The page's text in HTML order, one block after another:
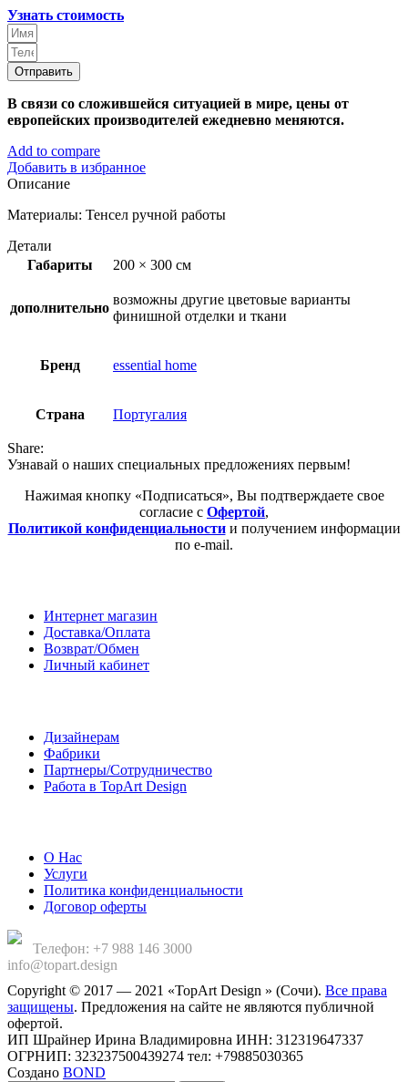
Узнать стоимость
Отправить
В связи со сложившейся ситуацией в мире, цены от
европейских производителей ежедневно меняются.
Add to compare
Добавить в избранное
Описание
Материалы: Тенсел ручной работы
Детали
Габариты
200 × 300 см
дополнительно
возможны другие цветовые варианты
финишной отделки и ткани
Бренд essential home
Страна Португалия
Share:
Узнавай о наших специальных предложениях первым!
Нажимая кнопку «Подписаться», Вы подтверждаете свое
согласие с Офертой,
Политикой конфиденциальностии получением информации
по e-mail.
Интернет магазин
Доставка/Оплата
Возврат/Обмен
Личный кабинет
Дизайнерам
Фабрики
Партнеры/Сотрудничество
Работа в TopArt Design
О Нас
Услуги
Политика конфиденциальности
Договор оферты
Телефон: +7 988 146 3000
info@topart.design
Copyright © 2017 — 2021 «TopArt Design » (Сочи). Все права
защищены. Предложения на сайте не являются публичной
офертой.
ИП Шрайнер Ирина Владимировна ИНН: 312319647337
ОГРНИП: 323237500439274 тел: +79885030365
Создано BOND